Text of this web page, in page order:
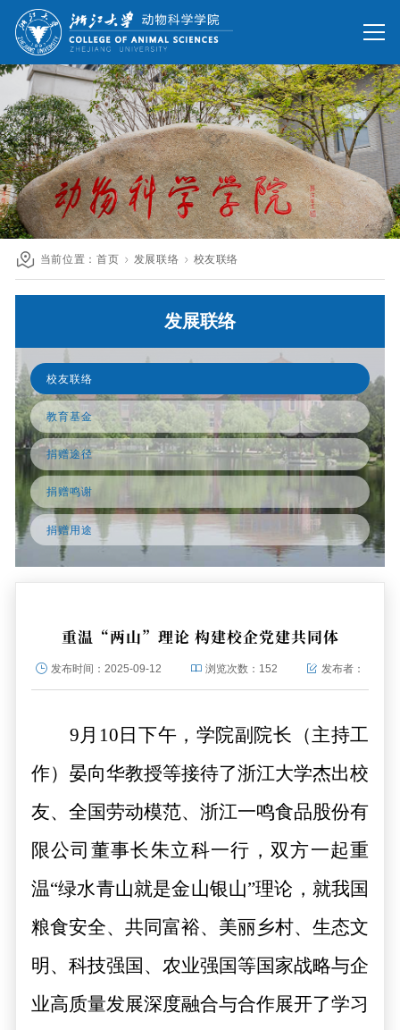
网站首页
院情总览
师资队伍
人才培养
科学研究
国际交流
发展联络
英文网站
旧版回顾
当前位置：首页 发展联络 校友联络
发展联络
校友联络
教育基金
捐赠途径
捐赠鸣谢
捐赠用途
重温“两山”理论 构建校企党建共同体
发布时间： 2025-09-12 浏览次数： 152 发布者：
9 月 10 日下午， 学院副院长（主持工
作）晏向华教授等接待了浙江大学杰出校
友、全国劳动模范、浙江一鸣食品股份有
限公司董事长朱立科一行 ，双方一起重
温“绿水青山就是金山银山”理论，就我国
粮食安全、共同富裕、美丽乡村、生态文
明、科技强国、农业强国等国家战略与企
业高质量发展深度融合与合作展开了学习